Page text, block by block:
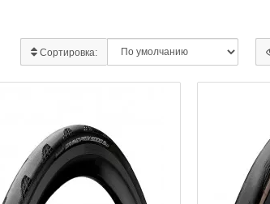
Сортировка: